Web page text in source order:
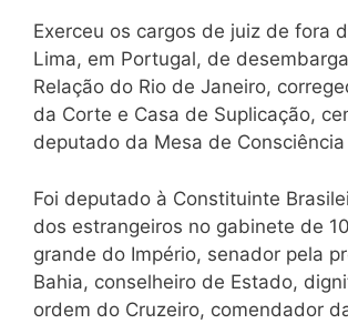
Exerceu os cargos de juiz de fora
Lima, em Portugal, de
Relação do Rio de Janeiro,
da Corte e Casa de Suplicação,
deputado da Mesa de
Foi deputado à Constituinte
dos estrangeiros no gabinete de
grande do Império, senador pela
Bahia, conselheiro de Estado,
ordem do Cruzeiro, comendador